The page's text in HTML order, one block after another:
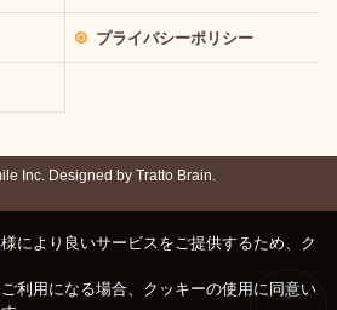
プライバシーポリシー
Inc. Designed by Tratto Brain.
により良いサービスをご提供するため、ク
利用になる場合、クッキーの使用に同意い